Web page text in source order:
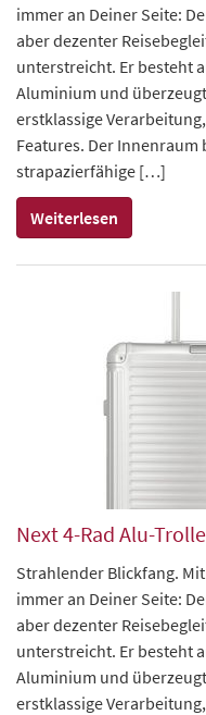
immer an Deiner Seite:
aber dezenter
unterstreicht. Er besteht
Aluminium und
erstklassige
Features. Der Innenraum
strapazierfähige […]
Weiterlesen
Next 4-Rad Alu-
Strahlender Blickfang.
immer an Deiner Seite:
aber dezenter
unterstreicht. Er besteht
Aluminium und
erstklassige